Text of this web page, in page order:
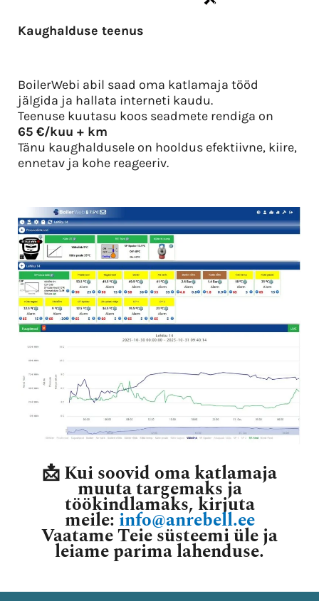
Kaughalduse teenus
BoilerWebi abil saad oma katlamaja tööd
jälgida ja hallata interneti kaudu.
Teenuse kuutasu koos seadmete rendiga on
65 €/kuu + km
Tänu kaughaldusele on hooldus efektiivne, kiire,
ennetav ja kohe reageeriv.
📩 Kui soovid oma katlamaja
muuta targemaks ja
töökindlamaks, kirjuta
meile: info@anrebell.ee
Vaatame Teie süsteemi üle ja
leiame parima lahenduse.